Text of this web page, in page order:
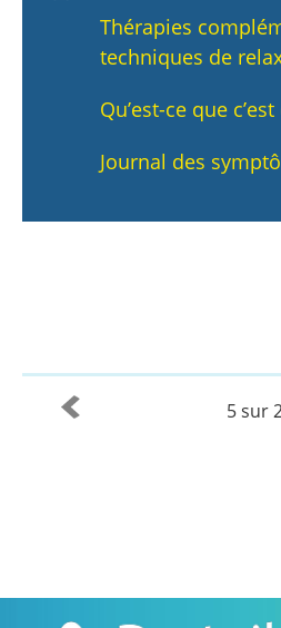
Thérapies
techniques de
Qu’est-ce que
Journal des
5 sur